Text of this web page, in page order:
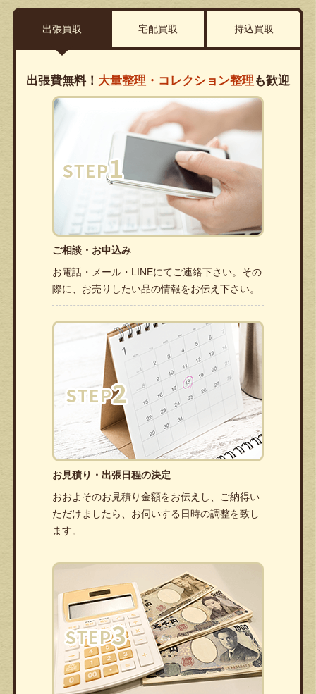
出張買取 宅配買取 持込買取
出張費無料！ 大量整理・コレクション整理 も歓迎
ご相談・お申込み
お電話・メール・LINEにてご連絡下さい。その
際に、お売りしたい品の情報をお伝え下さい。
お見積り・出張日程の決定
おおよそのお見積り金額をお伝えし、ご納得い
ただけましたら、お伺いする日時の調整を致し
ます。